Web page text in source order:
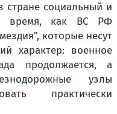
стране социальный и
время, как ВС РФ
которые несут
характер: военное
продолжается, а
узлы
практически